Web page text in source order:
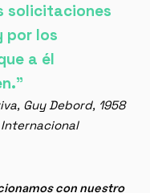
solicitaciones
por los
a él
Guy Debord, 1958
con nuestro